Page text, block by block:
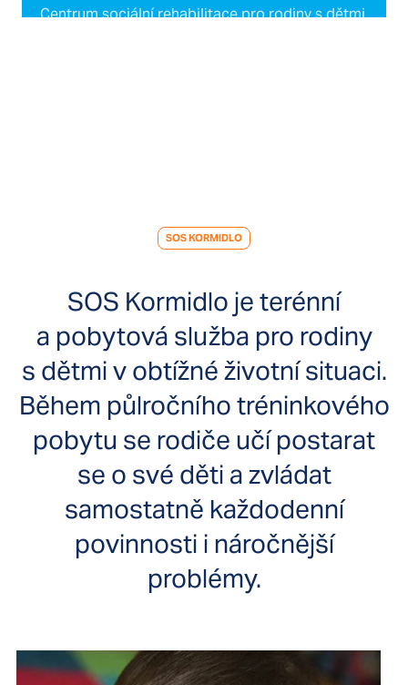
Centrum sociální rehabilitace pro rodiny s dětmi
SOS KORMIDLO
SOS Kormidlo je terénní
a pobytová služba pro rodiny
s dětmi v obtížné životní situaci.
Během půlročního tréninkového
pobytu se rodiče učí postarat
se o své děti a zvládat
samostatně každodenní
povinnosti i náročnější
problémy.